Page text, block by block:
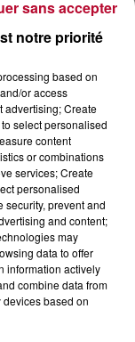
» INVESTIT
« Le Rêve
romain les 6,
notre priorité
based on
or access
advertising; Create
select personalised
content
or combinations
services; Create
personalised
security, prevent and
and content;
may
data to offer
information actively
combine data from
based on
sans accepter